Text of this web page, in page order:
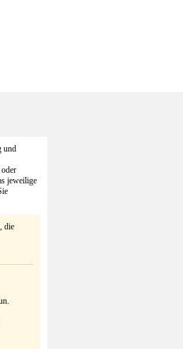
und
jeweilige
die